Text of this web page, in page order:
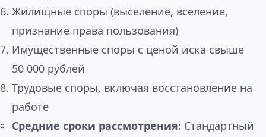
Жилищные споры (выселение, вселение,
признание права пользования)
Имущественные споры с ценой иска свыше
50 000 рублей
Трудовые споры, включая восстановление на
работе
Средние сроки рассмотрения: Стандартный